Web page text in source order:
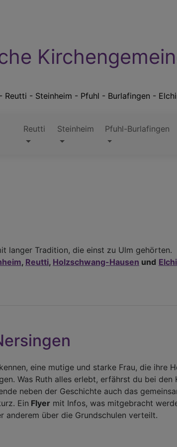
Reutti - Steinheim - Pfuhl - Burlafingen -
Reutti Steinheim Pfuhl-Burlafingen
langer Tradition, die einst zu Ulm gehörten.
, Reutti, Holzschwang-Hausen und
eine mutige und starke Frau, die ihre
Was Ruth alles erlebt, erfährst du bei
neben der Geschichte auch das
Ein Flyer mit Infos, was mitgebracht
anderem über die Grundschulen verteilt.